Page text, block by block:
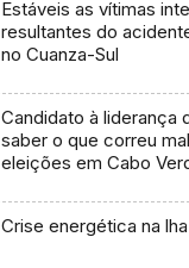
Estáveis as vítimas
resultantes do
no Cuanza-Sul
Candidato à liderança
saber o que correu
eleições em Cabo
Crise energética na